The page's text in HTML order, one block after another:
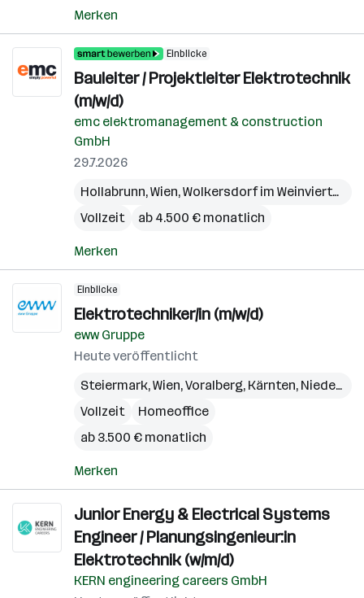
Merken
Einblicke
Bauleiter / Projektleiter Elektrotechnik
(m/w/d)
emc elektromanagement & construction
GmbH
29.7.2026
Hollabrunn,Wien,Wolkersdorf im Weinviertel
Vollzeit
ab 4.500 € monatlich
Merken
Einblicke
Elektrotechniker/in (m/w/d)
eww Gruppe
Heute veröffentlicht
Steiermark,Wien,Voralberg, Kärnten, Niederösterreich
Vollzeit
Homeoffice
ab 3.500 € monatlich
Merken
Junior Energy & Electrical Systems
Engineer / Planungsingenieur:in
Elektrotechnik (w/m/d)
KERN engineering careers GmbH